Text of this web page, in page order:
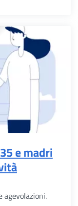
e madri
agevolazioni.